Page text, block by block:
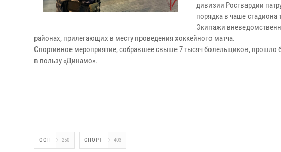
дивизии Росгвардии
порядка в чаше
Экипажи
районах, прилегающих в месту проведения хоккейного матча.
Спортивное мероприятие, собравшее свыше 7 тысяч болельщиков, прошло
в пользу «Динамо».
ООП 250 СПОРТ 403